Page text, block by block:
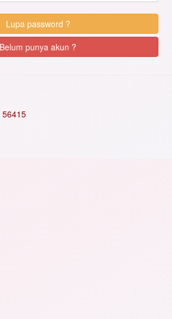
Lupa password ?
Belum punya akun ?
56415